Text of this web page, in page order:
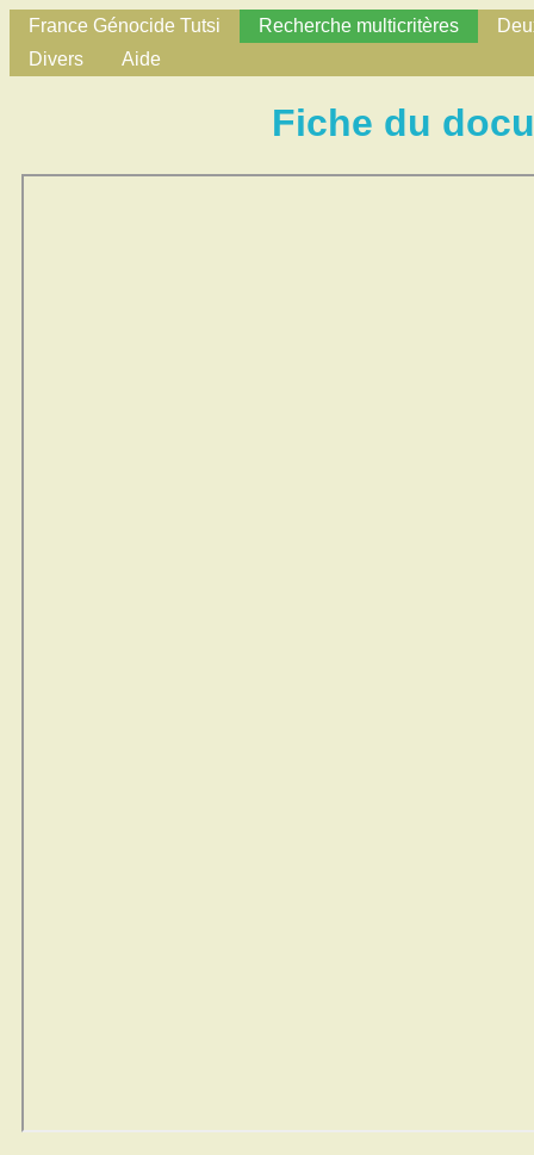
France Génocide Tutsi Recherche multicritères
Divers
Aide
Fiche du